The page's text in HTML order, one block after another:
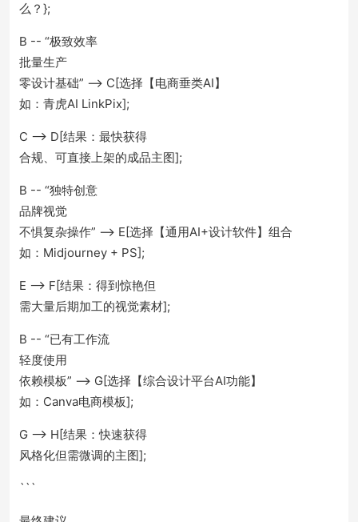
么？};
B -- “极致效率
批量生产
零设计基础” --> C[选择【电商垂类AI】
如：青虎AI LinkPix];
C --> D[结果：最快获得
合规、可直接上架的成品主图];
B -- “独特创意
品牌视觉
不惧复杂操作” --> E[选择【通用AI+设计软件】组合
如：Midjourney + PS];
E --> F[结果：得到惊艳但
需大量后期加工的视觉素材];
B -- “已有工作流
轻度使用
依赖模板” --> G[选择【综合设计平台AI功能】
如：Canva电商模板];
G --> H[结果：快速获得
风格化但需微调的主图];
```